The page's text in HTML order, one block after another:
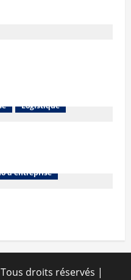
Logistique
d'entreprise
droits réservés |